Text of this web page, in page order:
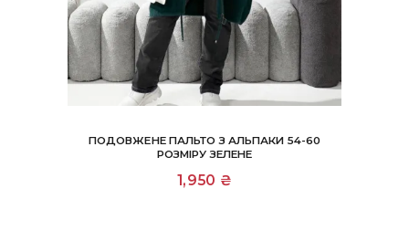
ПОДОВЖЕНЕ ПАЛЬТО З АЛЬПАКИ 54-60
РОЗМІРУ ЗЕЛЕНЕ
1,950 ₴